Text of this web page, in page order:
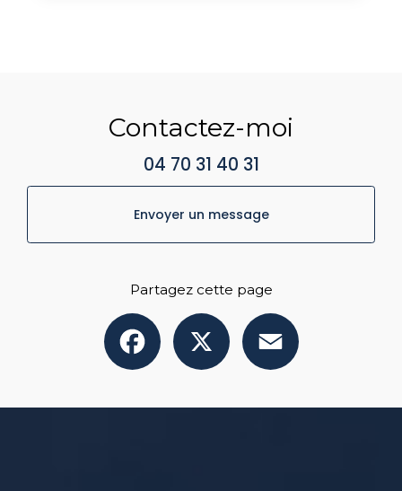
Contactez-moi
04 70 31 40 31
Envoyer un message
Partagez cette page
Facebook